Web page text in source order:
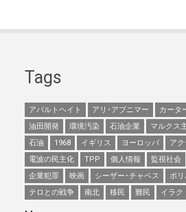
Tags
アパルトヘイト アリ･アブニマー カータ
油田開発
環境汚染 石油企業 マルクス
石油
1968 イギリス ヨーロッパ ア
電波の民主化
TPP 個人情報 監視社会
企業犯罪
映画 シーザー･チャベス ボ
テロとの戦争
南北 移民 難民 イラク